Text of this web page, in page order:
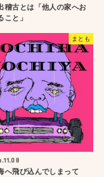
稽古とは「他人の家へお
こと」
まとも
へ飛び込んでしまって